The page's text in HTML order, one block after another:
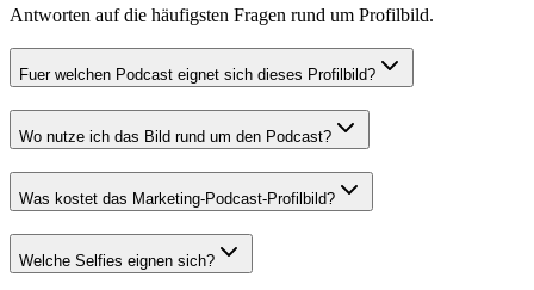
Antworten auf die häufigsten Fragen rund um Profilbild.
Fuer welchen Podcast eignet sich dieses Profilbild?
Wo nutze ich das Bild rund um den Podcast?
Was kostet das Marketing-Podcast-Profilbild?
Welche Selfies eignen sich?